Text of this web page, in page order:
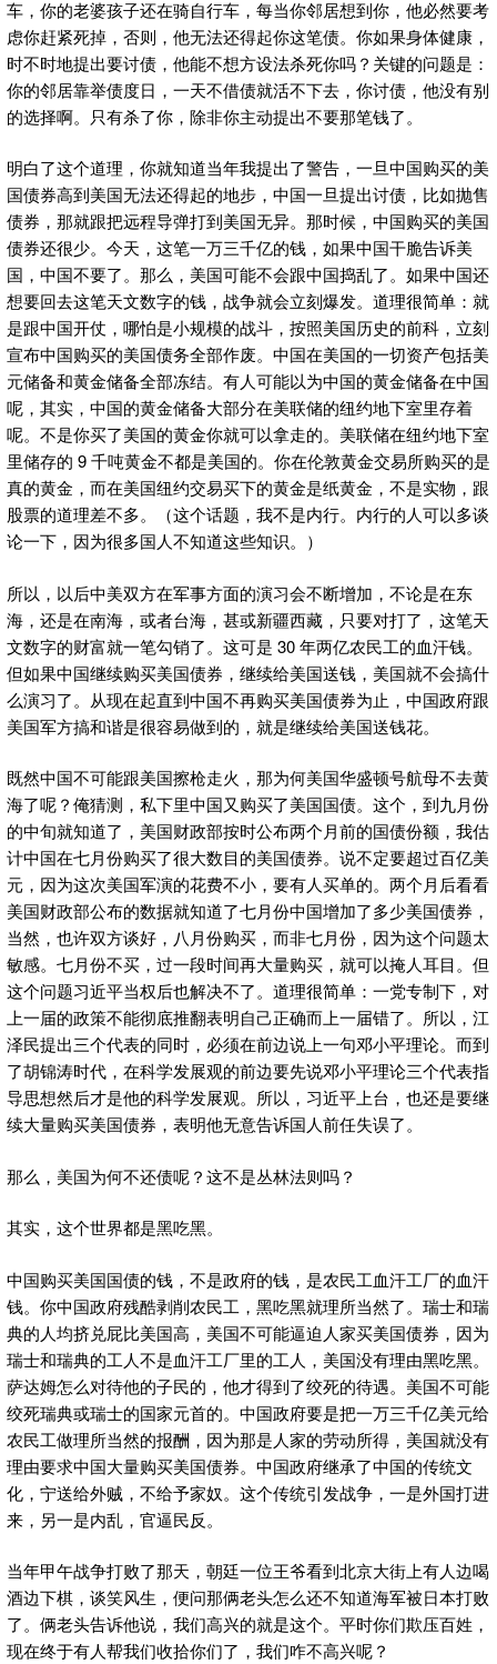
车，你的老婆孩子还在骑自行车，每当你邻居想到你，他必然要考
虑你赶紧死掉，否则，他无法还得起你这笔债。你如果身体健康，
时不时地提出要讨债，他能不想方设法杀死你吗？关键的问题是：
你的邻居靠举债度日，一天不借债就活不下去，你讨债，他没有别
的选择啊。只有杀了你，除非你主动提出不要那笔钱了。
明白了这个道理，你就知道当年我提出了警告，一旦中国购买的美
国债券高到美国无法还得起的地步，中国一旦提出讨债，比如抛售
债券，那就跟把远程导弹打到美国无异。那时候，中国购买的美国
债券还很少。今天，这笔一万三千亿的钱，如果中国干脆告诉美
国，中国不要了。那么，美国可能不会跟中国捣乱了。如果中国还
想要回去这笔天文数字的钱，战争就会立刻爆发。道理很简单：就
是跟中国开仗，哪怕是小规模的战斗，按照美国历史的前科，立刻
宣布中国购买的美国债务全部作废。中国在美国的一切资产包括美
元储备和黄金储备全部冻结。有人可能以为中国的黄金储备在中国
呢，其实，中国的黄金储备大部分在美联储的纽约地下室里存着
呢。不是你买了美国的黄金你就可以拿走的。美联储在纽约地下室
里储存的 9 千吨黄金不都是美国的。你在伦敦黄金交易所购买的是
真的黄金，而在美国纽约交易买下的黄金是纸黄金，不是实物，跟
股票的道理差不多。（这个话题，我不是内行。内行的人可以多谈
论一下，因为很多国人不知道这些知识。）
所以，以后中美双方在军事方面的演习会不断增加，不论是在东
海，还是在南海，或者台海，甚或新疆西藏，只要对打了，这笔天
文数字的财富就一笔勾销了。这可是 30 年两亿农民工的血汗钱。
但如果中国继续购买美国债券，继续给美国送钱，美国就不会搞什
么演习了。从现在起直到中国不再购买美国债券为止，中国政府跟
美国军方搞和谐是很容易做到的，就是继续给美国送钱花。
既然中国不可能跟美国擦枪走火，那为何美国华盛顿号航母不去黄
海了呢？俺猜测，私下里中国又购买了美国国债。这个，到九月份
的中旬就知道了，美国财政部按时公布两个月前的国债份额，我估
计中国在七月份购买了很大数目的美国债券。说不定要超过百亿美
元，因为这次美国军演的花费不小，要有人买单的。两个月后看看
美国财政部公布的数据就知道了七月份中国增加了多少美国债券，
当然，也许双方谈好，八月份购买，而非七月份，因为这个问题太
敏感。七月份不买，过一段时间再大量购买，就可以掩人耳目。但
这个问题习近平当权后也解决不了。道理很简单：一党专制下，对
上一届的政策不能彻底推翻表明自己正确而上一届错了。所以，江
泽民提出三个代表的同时，必须在前边说上一句邓小平理论。而到
了胡锦涛时代，在科学发展观的前边要先说邓小平理论三个代表指
导思想然后才是他的科学发展观。所以，习近平上台，也还是要继
续大量购买美国债券，表明他无意告诉国人前任失误了。
那么，美国为何不还债呢？这不是丛林法则吗？
其实，这个世界都是黑吃黑。
中国购买美国国债的钱，不是政府的钱，是农民工血汗工厂的血汗
钱。你中国政府残酷剥削农民工，黑吃黑就理所当然了。瑞士和瑞
典的人均挤兑屁比美国高，美国不可能逼迫人家买美国债券，因为
瑞士和瑞典的工人不是血汗工厂里的工人，美国没有理由黑吃黑。
萨达姆怎么对待他的子民的，他才得到了绞死的待遇。美国不可能
绞死瑞典或瑞士的国家元首的。中国政府要是把一万三千亿美元给
农民工做理所当然的报酬，因为那是人家的劳动所得，美国就没有
理由要求中国大量购买美国债券。中国政府继承了中国的传统文
化，宁送给外贼，不给予家奴。这个传统引发战争，一是外国打进
来，另一是内乱，官逼民反。
当年甲午战争打败了那天，朝廷一位王爷看到北京大街上有人边喝
酒边下棋，谈笑风生，便问那俩老头怎么还不知道海军被日本打败
了。俩老头告诉他说，我们高兴的就是这个。平时你们欺压百姓，
现在终于有人帮我们收拾你们了，我们咋不高兴呢？